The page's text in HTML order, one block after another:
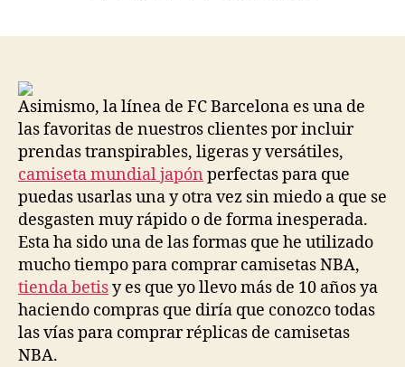
Asimismo, la línea de FC Barcelona es una de
las favoritas de nuestros clientes por incluir
prendas transpirables, ligeras y versátiles,
camiseta mundial japón perfectas para que
puedas usarlas una y otra vez sin miedo a que se
desgasten muy rápido o de forma inesperada.
Esta ha sido una de las formas que he utilizado
mucho tiempo para comprar camisetas NBA,
tienda betisy es que yo llevo más de 10 años ya
haciendo compras que diría que conozco todas
las vías para comprar réplicas de camisetas
NBA.